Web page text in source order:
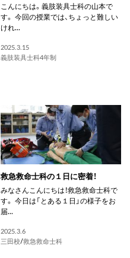
こんにちは。義肢装具士科の山本で
す。 今回の授業では、ちょっと難しい
けれ...
2025.3.15
義肢装具士科4年制
救急救命士科の１日に密着！
みなさんこんにちは！救急救命士科で
す。 今日は「とある１日」の様子をお
届...
2025.3.6
三田校/救急救命士科